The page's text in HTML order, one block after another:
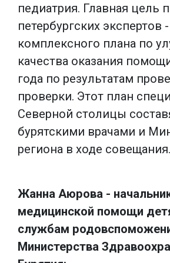
педиатрия. Главная цель
петербургских экспертов
комплексного плана по
качества оказания
года по результатам
проверки. Этот план
Северной столицы
бурятскими врачами и
региона в ходе совещания.
Жанна Аюрова -
медицинской помощи
службам
Министерства